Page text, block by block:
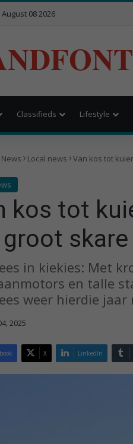
08 2026
Classifieds Lifestyle
News Local news Van kos tot
kos tot
skare
in kiekies: Met
en talle
weer hierdie
2025
X LinkedIn